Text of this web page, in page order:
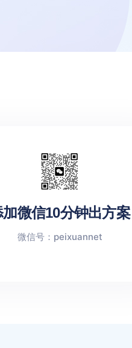
加微信10分钟出方案
微信号：peixuannet